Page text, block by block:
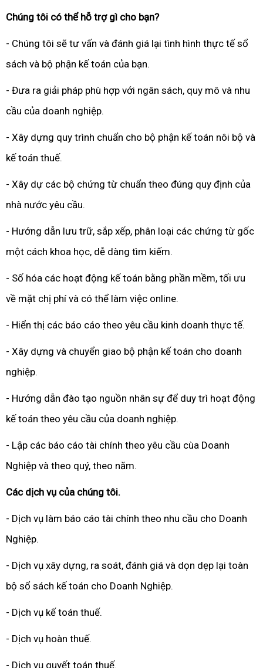
Chúng tôi có thể hỗ trợ gì cho bạn?
- Chúng tôi sẽ tư vấn và đánh giá lại tình hình thực tế sổ
sách và bộ phận kế toán của bạn.
- Đưa ra giải pháp phù hợp với ngân sách, quy mô và nhu
cầu của doanh nghiệp.
- Xây dựng quy trình chuẩn cho bộ phận kế toán nôi bộ và
kế toán thuế.
- Xây dự các bộ chứng từ chuẩn theo đúng quy định của
nhà nước yêu cầu.
- Hướng dẫn lưu trữ, sắp xếp, phân loại các chứng từ gốc
một cách khoa học, dễ dàng tìm kiếm.
- Số hóa các hoạt động kế toán bằng phần mềm, tối ưu
về mặt chị phí và có thể làm việc online.
- Hiển thị các báo cáo theo yêu cầu kinh doanh thực tế.
- Xây dựng và chuyển giao bộ phận kế toán cho doanh
nghiệp.
- Hướng dẫn đào tạo nguồn nhân sự để duy trì hoạt động
kế toán theo yêu cầu của doanh nghiệp.
- Lập các báo cáo tài chính theo yêu cầu cùa Doanh
Nghiệp và theo quý, theo năm.
Các dịch vụ của chúng tôi.
- Dịch vụ làm báo cáo tài chính theo nhu cầu cho Doanh
Nghiệp.
- Dịch vụ xây dựng, ra soát, đánh giá và dọn dẹp lại toàn
bộ sổ sách kế toán cho Doanh Nghiệp.
- Dịch vụ kế toán thuế.
- Dịch vụ hoàn thuế.
- Dịch vụ quyết toán thuế.